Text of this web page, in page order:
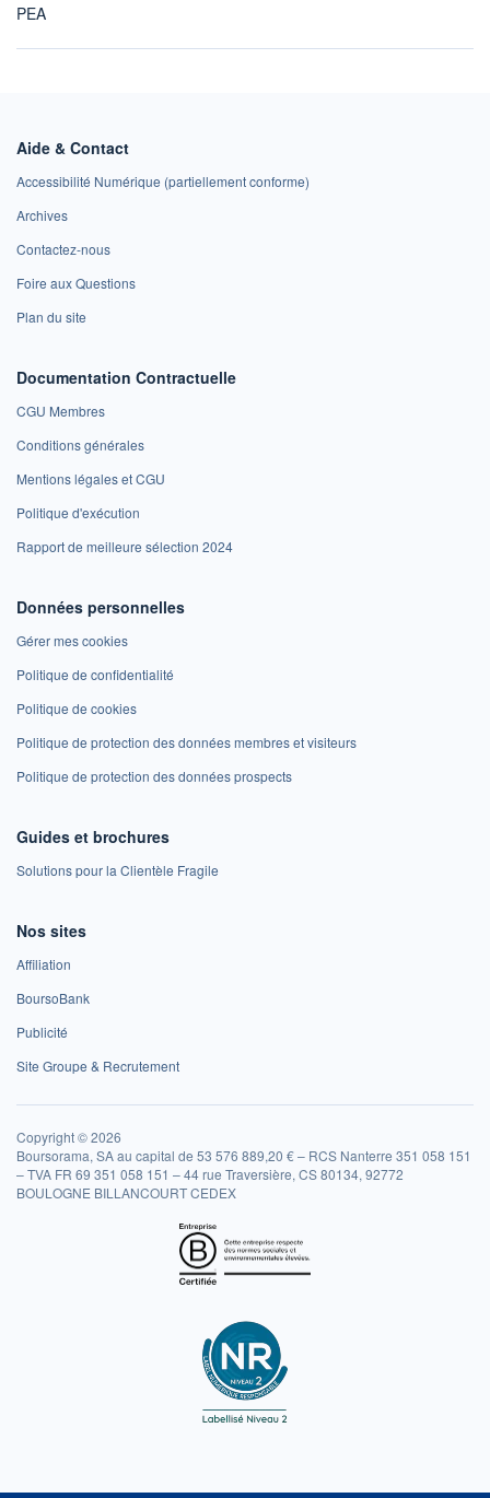
PEA
Aide & Contact
Accessibilité Numérique (partiellement conforme)
Archives
Contactez-nous
Foire aux Questions
Plan du site
Documentation Contractuelle
CGU Membres
Conditions générales
Mentions légales et CGU
Politique d'exécution
Rapport de meilleure sélection 2024
Données personnelles
Gérer mes cookies
Politique de confidentialité
Politique de cookies
Politique de protection des données membres et visiteurs
Politique de protection des données prospects
Guides et brochures
Solutions pour la Clientèle Fragile
Nos sites
Affiliation
BoursoBank
Publicité
Site Groupe & Recrutement
Copyright © 2026
Boursorama, SA au capital de 53 576 889,20 € – RCS Nanterre 351 058 151
– TVA FR 69 351 058 151 – 44 rue Traversière, CS 80134, 92772
BOULOGNE BILLANCOURT CEDEX